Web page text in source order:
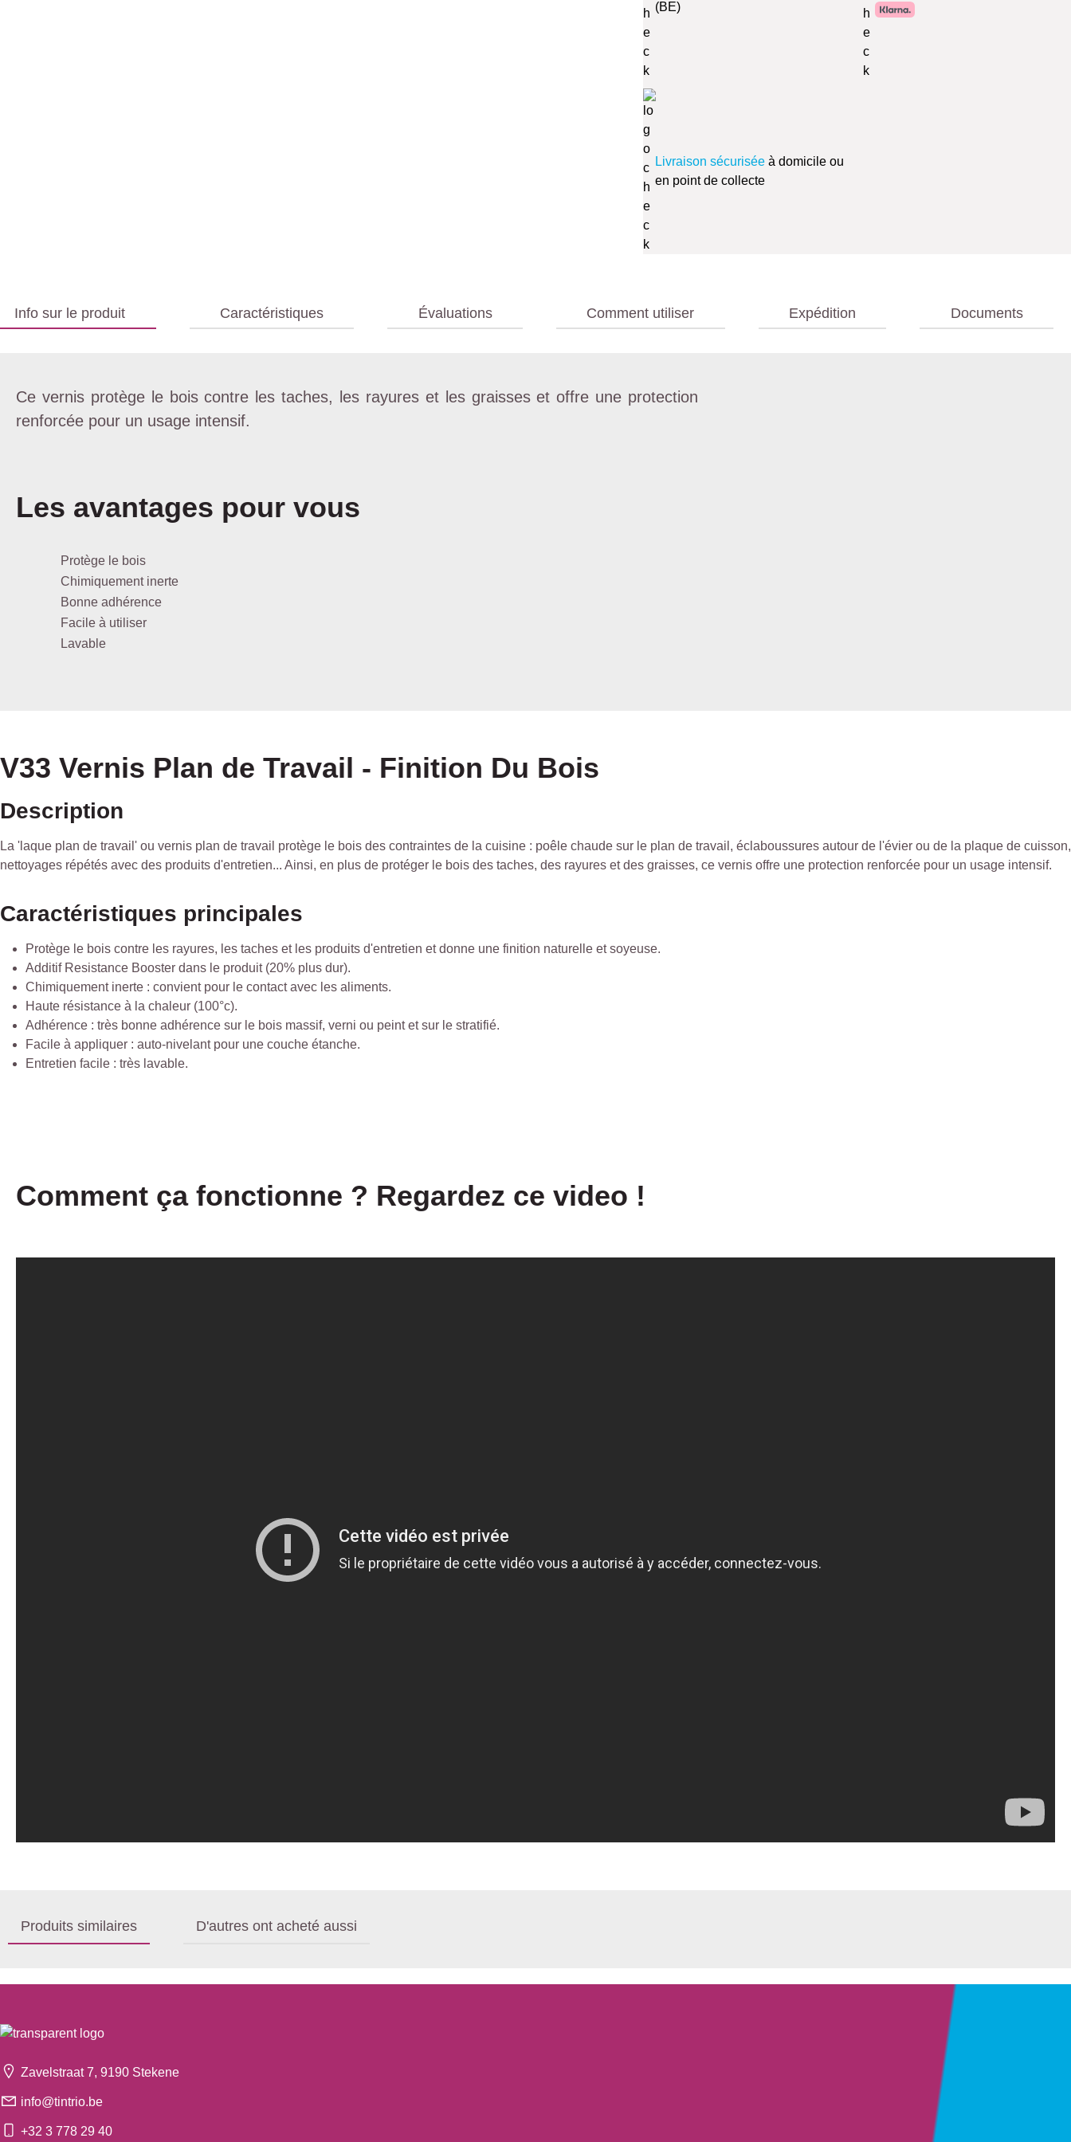
(BE)
Livraison sécurisée à domicile ou
en point de collecte
Info sur le produit Caractéristiques Évaluations Comment utiliser Expédition Documents
Ce vernis protège le bois contre les taches, les rayures et les graisses et offre une protection
renforcée pour un usage intensif.
Les avantages pour vous
Protège le bois
Chimiquement inerte
Bonne adhérence
Facile à utiliser
Lavable
V33 Vernis Plan de Travail - Finition Du Bois
Description
La 'laque plan de travail' ou vernis plan de travail protège le bois des contraintes de la cuisine : poêle chaude sur le plan de travail, éclaboussures autour de l'évier ou de la plaque de cuisson,
nettoyages répétés avec des produits d'entretien... Ainsi, en plus de protéger le bois des taches, des rayures et des graisses, ce vernis offre une protection renforcée pour un usage intensif.
Caractéristiques principales
Protège le bois contre les rayures, les taches et les produits d'entretien et donne une finition naturelle et soyeuse.
Additif Resistance Booster dans le produit (20% plus dur).
Chimiquement inerte : convient pour le contact avec les aliments.
Haute résistance à la chaleur (100°c).
Adhérence : très bonne adhérence sur le bois massif, verni ou peint et sur le stratifié.
Facile à appliquer : auto-nivelant pour une couche étanche.
Entretien facile : très lavable.
Comment ça fonctionne ? Regardez ce video !
Produits similaires D'autres ont acheté aussi
Zavelstraat 7, 9190 Stekene
info@tintrio.be
+32 3 778 29 40